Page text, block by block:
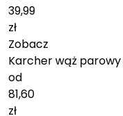
39,99
zł
Zobacz
Karcher wąż parowy
od
81,60
zł